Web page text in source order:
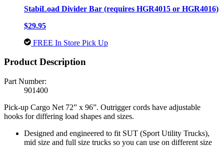
StabiLoad Divider Bar (requires HGR4015 or HGR4016)
$29.95
FREE In Store Pick Up
Product Description
Part Number:
901400
Pick-up Cargo Net 72” x 96”. Outrigger cords have adjustable
hooks for differing load shapes and sizes.
Designed and engineered to fit SUT (Sport Utility Trucks),
mid size and full size trucks so you can use on different size